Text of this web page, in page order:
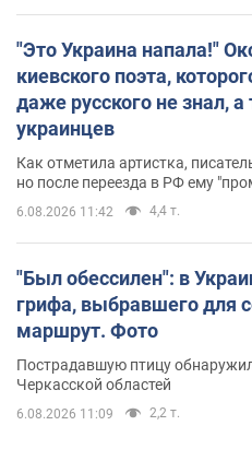
"Это Украина напала!"
киевского поэта,
даже русского не знал, а
украинцев
Как отметила артистка,
но после переезда в РФ ему
6.08.2026 11:42 4,4 т.
"Был обессилен": в
грифа, выбравшего для
маршрут. Фото
Пострадавшую птицу
Черкасской областей
6.08.2026 11:09 2,2 т.